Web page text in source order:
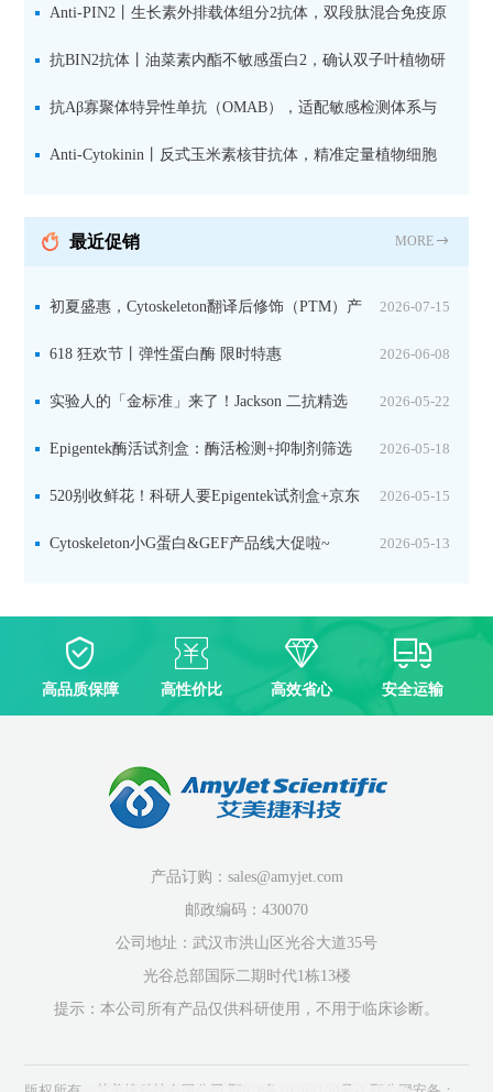
储存库
Anti-PIN2丨生长素外排载体组分2抗体，双段肽混合免疫原
设计方案
抗BIN2抗体丨油菜素内酯不敏感蛋白2，确认双子叶植物研
究数据特异性
抗Aβ寡聚体特异性单抗（OMAB），适配敏感检测体系与
活细胞实验
Anti-Cytokinin丨反式玉米素核苷抗体，精准定量植物细胞
最近促销 MORE
2026-07-15
初夏盛惠，Cytoskeleton翻译后修饰（PTM）产
品线放价啦！ 2026-06-08
618 狂欢节丨弹性蛋白酶 限时特惠
2026-05-22
实验人的「金标准」来了！Jackson 二抗精选
限时一口价，手慢无！ 2026-05-18
Epigentek酶活试剂盒：酶活检测+抑制剂筛选
双赋能，下单即赠京东卡 2026-05-15
520别收鲜花！科研人要Epigentek试剂盒+京东
卡！ 2026-05-13
Cytoskeleton小G蛋白&GEF产品线大促啦~
高品质保障 高性价比 高效省心 安全运输
产品订购：sales@amyjet.com
邮政编码：430070
公司地址：武汉市洪山区光谷大道35号
光谷总部国际二期时代1栋13楼
提示：本公司所有产品仅供科研使用，不用于临床诊断。